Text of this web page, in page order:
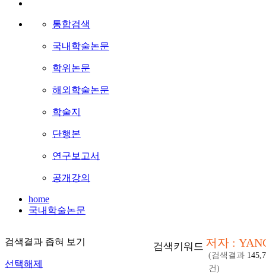
통합검색
국내학술논문
학위논문
해외학술논문
학술지
단행본
연구보고서
공개강의
home
국내학술논문
검색결과 좁혀 보기
선택해제
검색키워드 저자 :
(검색결과
건)